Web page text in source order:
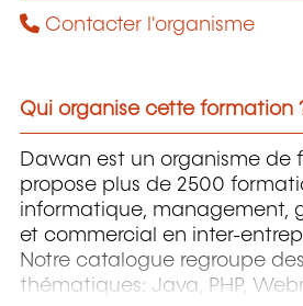
Contacter l'organisme
Qui organise cette formation
Dawan est un organisme de
propose plus de 2500
informatique, management,
et commercial en inter-
Notre catalogue regroupe
thématiques: Java, PHP,